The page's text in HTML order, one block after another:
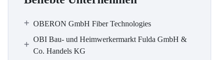
OBERON GmbH Fiber Technologies
OBI Bau- und Heimwerkermarkt Fulda GmbH &
Co. Handels KG